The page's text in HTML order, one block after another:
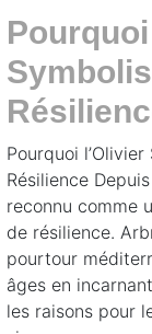
Pourquoi
Résilience
reconnu comme
de résilience.
pourtour
âges en
les raisons pour